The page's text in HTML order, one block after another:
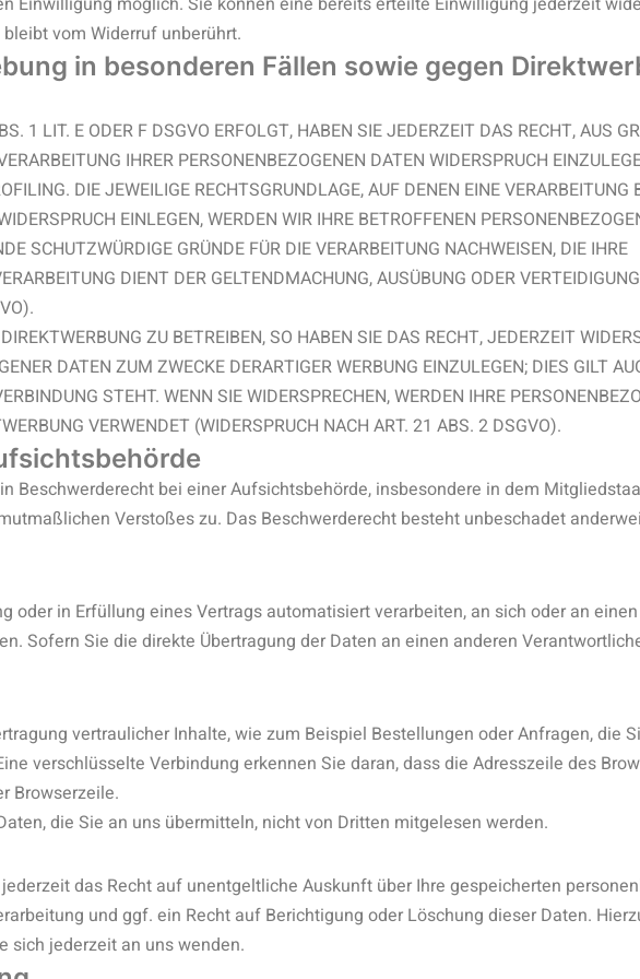
vom Widerruf unberührt.
in besonderen Fällen sowie gegen
1 LIT. E ODER F DSGVO ERFOLGT, HABEN SIE JEDERZEIT DAS RECHT, AUS
IHRER PERSONENBEZOGENEN DATEN WIDERSPRUCH
DIE JEWEILIGE RECHTSGRUNDLAGE, AUF DENEN EINE VERARBEITUNG
EINLEGEN, WERDEN WIR IHRE BETROFFENEN
SCHUTZWÜRDIGE GRÜNDE FÜR DIE VERARBEITUNG NACHWEISEN, DIE IHRE
DIENT DER GELTENDMACHUNG, AUSÜBUNG ODER
ZU BETREIBEN, SO HABEN SIE DAS RECHT, JEDERZEIT
DATEN ZUM ZWECKE DERARTIGER WERBUNG EINZULEGEN; DIES GILT
STEHT. WENN SIE WIDERSPRECHEN, WERDEN IHRE
VERWENDET (WIDERSPRUCH NACH ART. 21 ABS. 2 DSGVO).
Beschwerderecht bei einer Aufsichtsbehörde, insbesondere in dem
Verstoßes zu. Das Beschwerderecht besteht unbeschadet
oder in Erfüllung eines Vertrags automatisiert verarbeiten, an sich oder an
Sofern Sie die direkte Übertragung der Daten an einen anderen
vertraulicher Inhalte, wie zum Beispiel Bestellungen oder Anfragen, die
verschlüsselte Verbindung erkennen Sie daran, dass die Adresszeile des
Browserzeile.
die Sie an uns übermitteln, nicht von Dritten mitgelesen werden.
das Recht auf unentgeltliche Auskunft über Ihre gespeicherten
und ggf. ein Recht auf Berichtigung oder Löschung dieser Daten.
sich jederzeit an uns wenden.